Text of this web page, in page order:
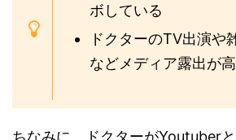
ボしている
ドクターのTV出演や
などメディア露出が
ちなみに、ドクターがYoutuber